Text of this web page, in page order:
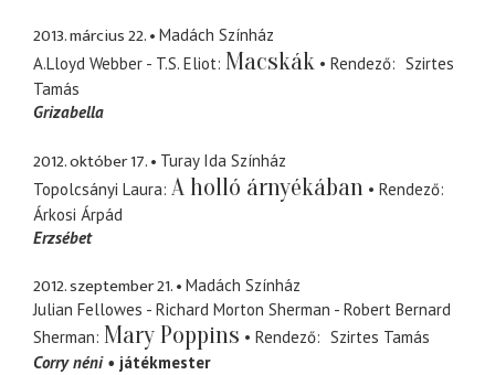
2013. március 22.
Madách Színház
A.Lloyd Webber - T.S. Eliot Macskák Rendező
Szirtes
Tamás
Grizabella
2012. október 17.
Turay Ida Színház
Topolcsányi Laura A holló árnyékában
Rendező
Árkosi Árpád
Erzsébet
2012. szeptember 21.
Madách Színház
Julian Fellowes - Richard Morton Sherman - Robert Bernard
Sherman Mary Poppins Rendező
Szirtes Tamás
Corry néni
játékmester